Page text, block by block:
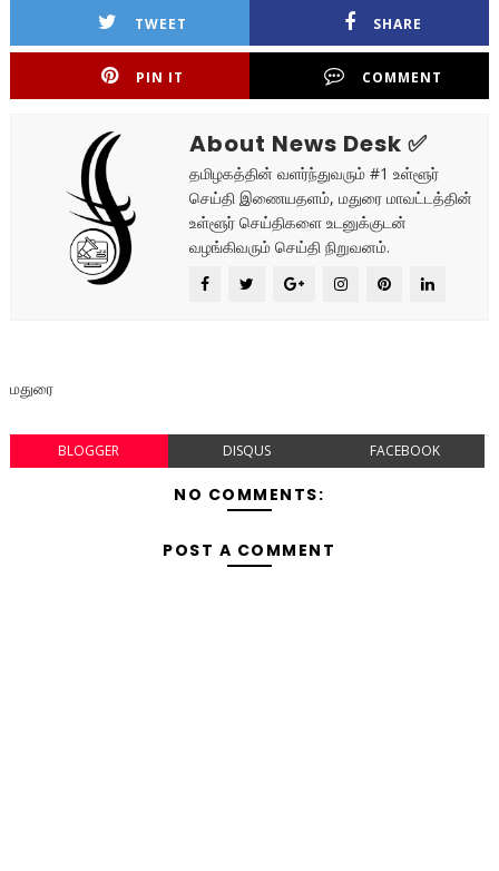
TWEET SHARE
PIN IT COMMENT
About News Desk ✅
தமிழகத்தின் வளர்ந்துவரும் #1 உள்ளூர்
செய்தி இணையதளம், மதுரை மாவட்டத்தின்
உள்ளூர் செய்திகளை உடனுக்குடன்
வழங்கிவரும் செய்தி நிறுவனம்.
மதுரை
BLOGGER DISQUS FACEBOOK
NO COMMENTS:
POST A COMMENT